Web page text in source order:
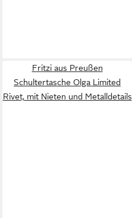
Fritzi aus Preußen
Schultertasche Olga Limited
Rivet, mit Nieten und Metalldetails